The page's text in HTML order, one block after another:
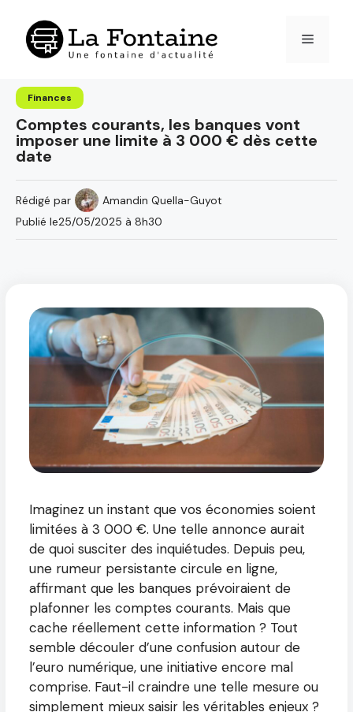
contenu
Menu
Finances
Comptes courants, les banques vont
imposer une limite à 3 000 € dès cette
date
Rédigé par
Amandin Quella-Guyot
Publié le25/05/2025 à 8h30
Imaginez un instant que vos économies soient
limitées à 3 000 €. Une telle annonce aurait
de quoi susciter des inquiétudes. Depuis peu,
une rumeur persistante circule en ligne,
affirmant que les banques prévoiraient de
plafonner les comptes courants. Mais que
cache réellement cette information ? Tout
semble découler d’une confusion autour de
l’euro numérique, une initiative encore mal
comprise. Faut-il craindre une telle mesure ou
simplement mieux saisir les véritables enjeux ?